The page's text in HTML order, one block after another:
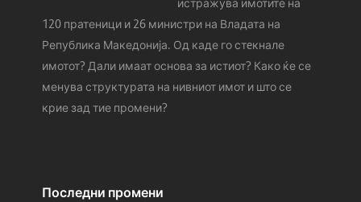
истражува имотите на
120 пратеници и 26 министри на Владата на
Република Македонија. Од каде го стeкнале
имотот? Дали имаат основа за истиот? Како ќе се
менува структурата на нивниот имот и што се
крие зад тие промени?
Последни промени